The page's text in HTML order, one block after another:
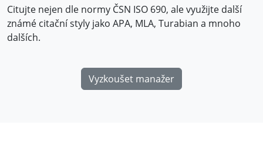
Citujte nejen dle normy ČSN ISO 690, ale využijte další
známé citační styly jako APA, MLA, Turabian a mnoho
dalších.
Vyzkoušet manažer